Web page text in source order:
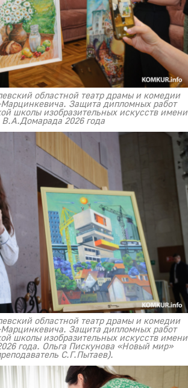
областной театр драмы и комедии
Защита дипломных работ
школы изобразительных искусств имени
В.А.Домарада 2026 года
областной театр драмы и комедии
Защита дипломных работ
школы изобразительных искусств имени
года. Ольга Пискунова «Новый мир»
С.Г.Пытаев).